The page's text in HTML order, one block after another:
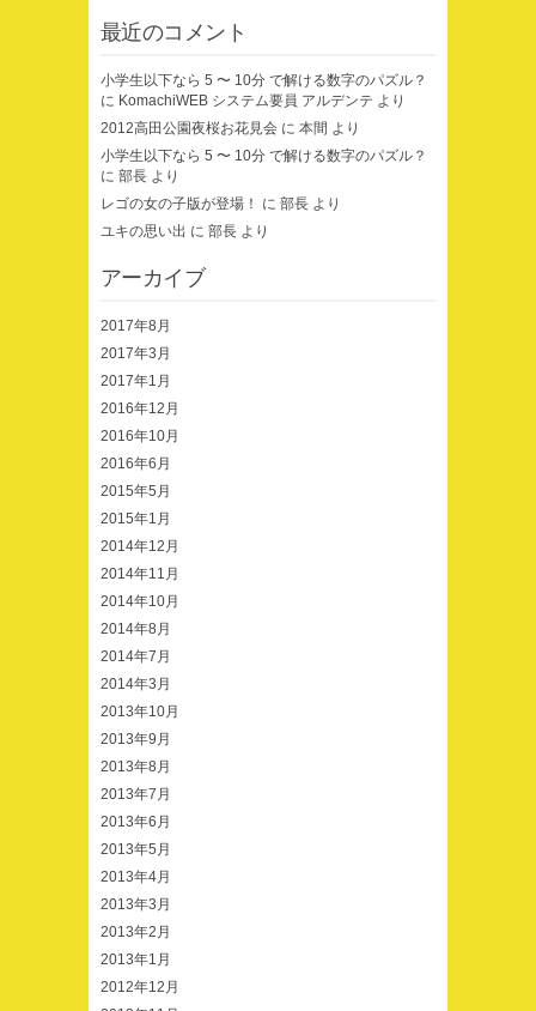
最近のコメント
小学生以下なら 5 〜 10分 で解ける数字のパズル？
に KomachiWEB システム要員 アルデンテ より
2012高田公園夜桜お花見会 に 本間 より
小学生以下なら 5 〜 10分 で解ける数字のパズル？
に 部長 より
レゴの女の子版が登場！
に 部長 より
ユキの思い出 に 部長 より
アーカイブ
2017年8月
2017年3月
2017年1月
2016年12月
2016年10月
2016年6月
2015年5月
2015年1月
2014年12月
2014年11月
2014年10月
2014年8月
2014年7月
2014年3月
2013年10月
2013年9月
2013年8月
2013年7月
2013年6月
2013年5月
2013年4月
2013年3月
2013年2月
2013年1月
2012年12月